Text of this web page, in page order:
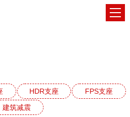
HDR支座
FPS支座
建筑减震